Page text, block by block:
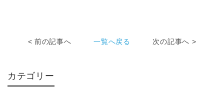
< 前の記事へ 一覧へ戻る 次の記事へ >
カテゴリー